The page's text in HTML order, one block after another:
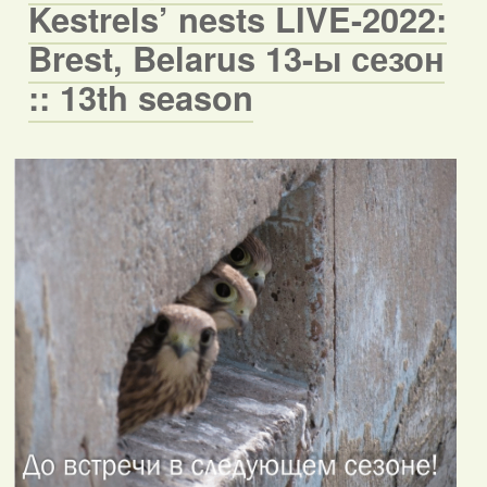
Kestrels’ nests LIVE-2022:
Brest, Belarus 13-ы сезон
:: 13th season